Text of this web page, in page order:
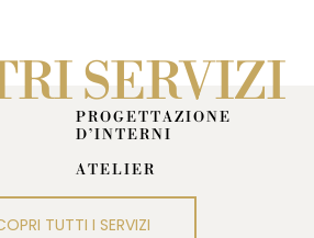
SERVIZI
PROGETTAZIONE
D’INTERNI
ATELIER
la
trasformiamo le idee in progetti:
un viaggio su misura.
TUTTI I SERVIZI